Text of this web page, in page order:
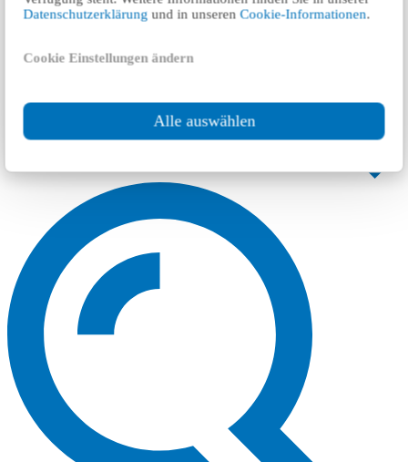
Datenschutzerklärung und in unserenCookie-Informationen.
Cookie Einstellungen ändern
Alle auswählen